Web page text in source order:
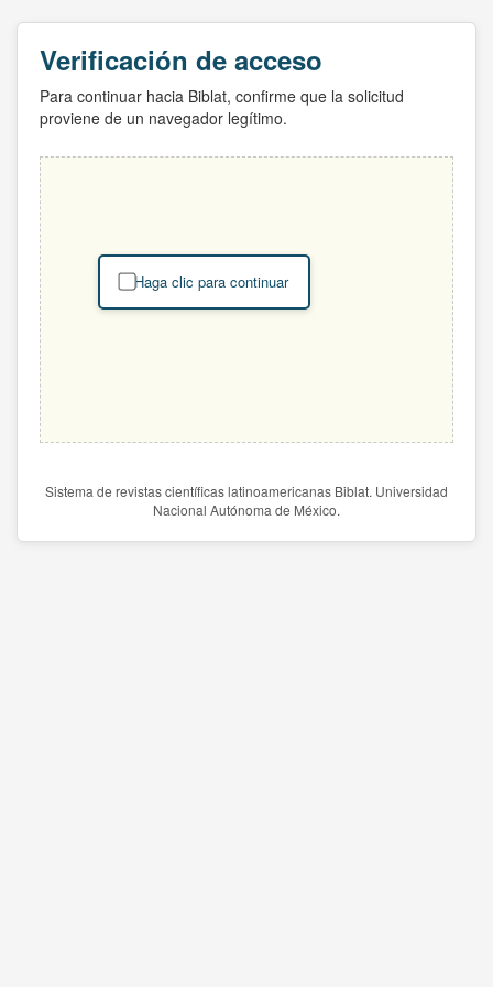
Verificación de acceso
Para continuar hacia Biblat, confirme que la solicitud
proviene de un navegador legítimo.
Haga clic para continuar
Sistema de revistas científicas latinoamericanas Biblat. Universidad
Nacional Autónoma de México.